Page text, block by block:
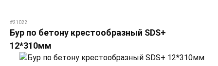
#21022
Бур по бетону крестообразный SDS+
12*310мм